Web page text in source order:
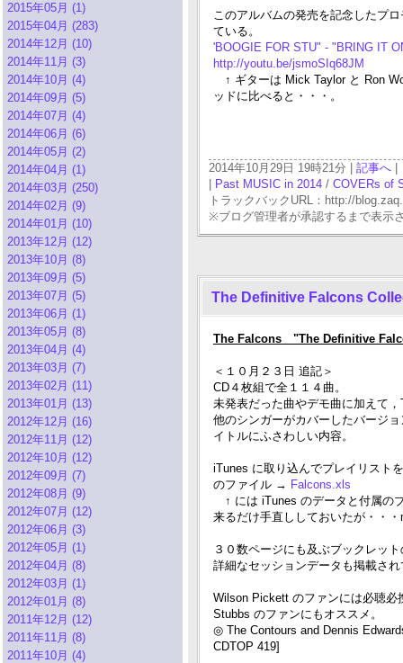
2015年05月 (1)
2015年04月 (283)
2014年12月 (10)
2014年11月 (3)
2014年10月 (4)
2014年09月 (5)
2014年07月 (4)
2014年06月 (6)
2014年05月 (2)
2014年04月 (1)
2014年03月 (250)
2014年02月 (9)
2014年01月 (10)
2013年12月 (12)
2013年10月 (8)
2013年09月 (5)
2013年07月 (5)
2013年06月 (1)
2013年05月 (8)
2013年04月 (4)
2013年03月 (7)
2013年02月 (11)
2013年01月 (13)
2012年12月 (16)
2012年11月 (12)
2012年10月 (12)
2012年09月 (7)
2012年08月 (9)
2012年07月 (12)
2012年06月 (3)
2012年05月 (1)
2012年04月 (8)
2012年03月 (1)
2012年01月 (8)
2011年12月 (12)
2011年11月 (8)
2011年10月 (4)
このアルバムの発売を記念したプ
ている。
'BOOGIE FOR STU" - "BRING IT
http://youtu.be/jsmoSIq68JM
↑ ギターは Mick Taylor と Ron
ッドに比べると・・・。
2014年10月29日 19時21分 | 記事へ
Past MUSIC in 2014 / COVERs of
トラックバックURL：http://
※ブログ管理者が承認するまで表示
The Definitive Falcons
The Falcons "The Definitive
＜１０月２３日 追記＞
CD４枚組で全１１４曲。
未発表だった曲やデモ曲に加えて
他のシンガーがカバーしたバージ
イトルにふさわしい内容。
iTunes に取り込んでプレイリスト
のファイル → Falcons.xls
↑ には iTunes のデータと付属の
来るだけ手直ししておいたが・・・
３０数ページにも及ぶブックレッ
詳細なセッションデータも掲載さ
Wilson Pickett のファンには必聴必
Stubbs のファンにもオススメ。
◎ The Contours and Dennis
CDTOP 419]